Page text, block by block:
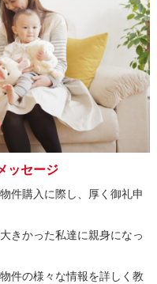
ッセージ
件購入に際し、厚く御礼申
きかった私達に親身になっ
件の様々な情報を詳しく教